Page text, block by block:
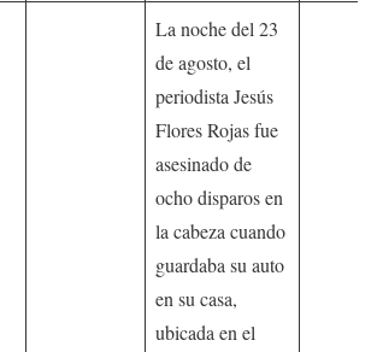
La noche del 23
de agosto, el
periodista Jesús
Flores Rojas fue
asesinado de
ocho disparos en
la cabeza cuando
guardaba su auto
en su casa,
ubicada en el